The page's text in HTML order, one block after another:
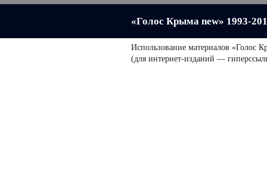
«Голос Крыма new» 1993-
Использование материалов «Голос
(для интернет-изданий —